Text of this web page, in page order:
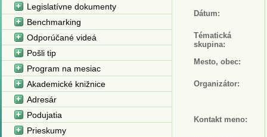
Dátum:
Tématická
skupina:
Mesto, obec:
Organizátor:
Kontakt meno:
Legislatívne dokumenty
Benchmarking
Odporúčané videá
Pošli tip
Program na mesiac
Akademické knižnice
Adresár
Podujatia
Prieskumy